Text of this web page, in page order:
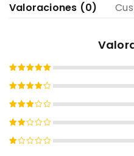
Valoraciones (0)
Valorado
5
Valorado
de 5
Valorado
3de
Valorado